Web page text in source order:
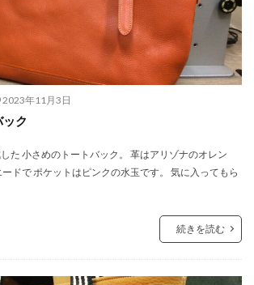
2023年11月3日
ク
た 小さめのトートバック。 革はアリゾナのオレン
ドで ポケットはピンクの水玉です。 気に入ってもら
続きを読む